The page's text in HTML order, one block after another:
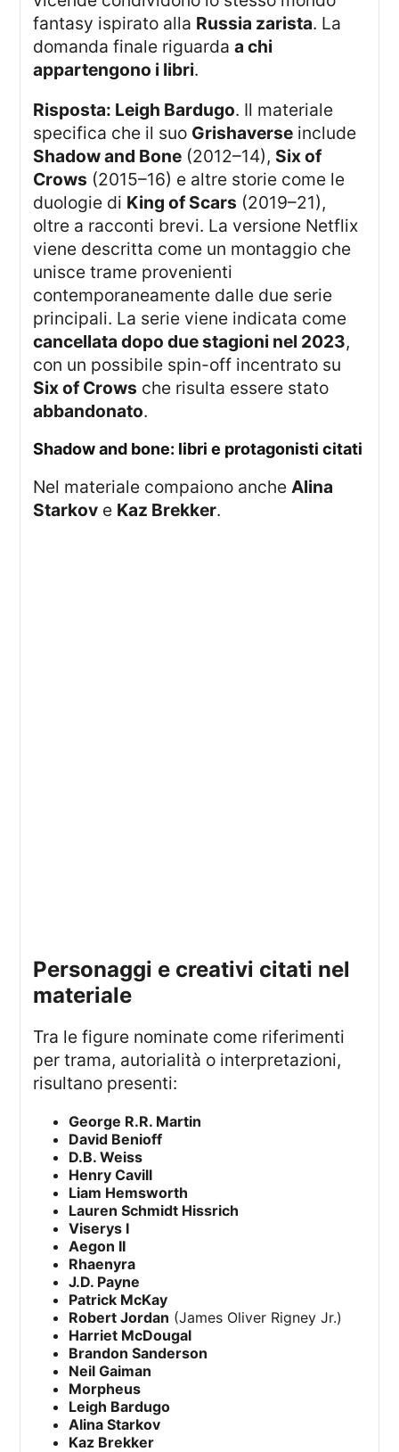
fantasy ispirato alla Russia zarista. La
domanda finale riguardaa chi
appartengono i libri.
Risposta: Leigh Bardugo. Il materiale
specifica che il suo Grishaverse include
Shadow and Bone (2012–14), Six of
Crows (2015–16) e altre storie come le
duologie di King of Scars (2019–21),
oltre a racconti brevi. La versione Netflix
viene descritta come un montaggio che
unisce trame provenienti
contemporaneamente dalle due serie
principali. La serie viene indicata come
cancellata dopo due stagioni nel 2023,
con un possibile spin-off incentrato su
Six of Crows che risulta essere stato
abbandonato.
shadow and bone: libri e protagonisti citati
Nel materiale compaiono ancheAlina
Starkov e Kaz Brekker.
personaggi e creativi citati nel
materiale
Tra le figure nominate come riferimenti
per trama, autorialità o interpretazioni,
risultano presenti:
George R.R. Martin
David Benioff
D.B. Weiss
Henry Cavill
Liam Hemsworth
Lauren Schmidt Hissrich
Viserys I
Aegon II
Rhaenyra
J.D. Payne
Patrick McKay
Robert Jordan (James Oliver Rigney Jr.)
Harriet McDougal
Brandon Sanderson
Neil Gaiman
Morpheus
Leigh Bardugo
Alina Starkov
Kaz Brekker